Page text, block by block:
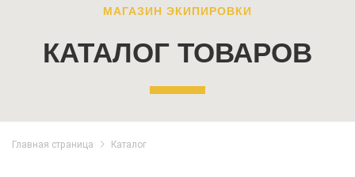
МАГАЗИН ЭКИПИРОВКИ
КАТАЛОГ ТОВАРОВ
Главная страница Каталог